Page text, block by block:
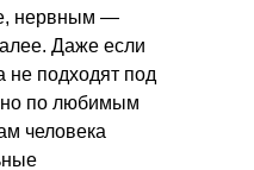
нервным —
Даже если
не подходят под
по любимым
человека